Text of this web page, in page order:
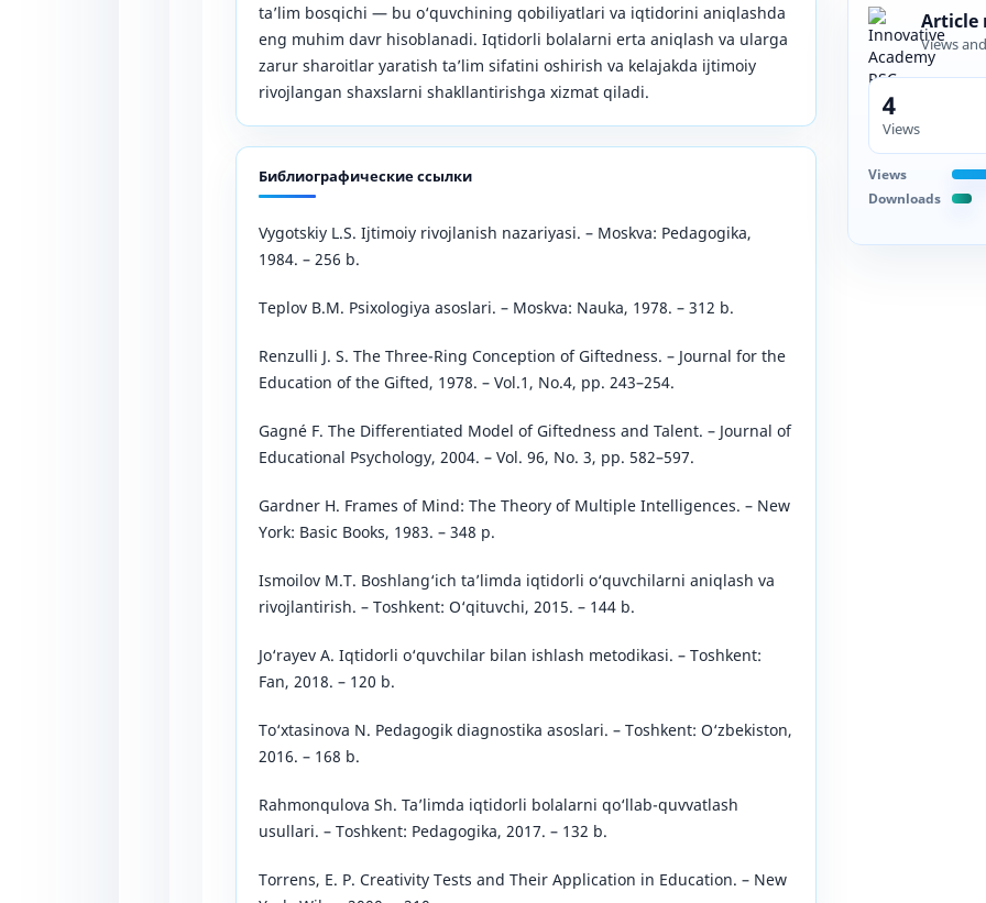
ta’lim bosqichi — bu o‘quvchining qobiliyatlari va iqtidorini aniqlashda
eng muhim davr hisoblanadi. Iqtidorli bolalarni erta aniqlash va ularga
zarur sharoitlar yaratish ta’lim sifatini oshirish va kelajakda ijtimoiy
rivojlangan shaxslarni shakllantirishga xizmat qiladi.
Библиографические ссылки
Vygotskiy L.S. Ijtimoiy rivojlanish nazariyasi. – Moskva: Pedagogika,
1984. – 256 b.
Teplov B.M. Psixologiya asoslari. – Moskva: Nauka, 1978. – 312 b.
Renzulli J. S. The Three-Ring Conception of Giftedness. – Journal for the
Education of the Gifted, 1978. – Vol.1, No.4, pp. 243–254.
Gagné F. The Differentiated Model of Giftedness and Talent. – Journal of
Educational Psychology, 2004. – Vol. 96, No. 3, pp. 582–597.
Gardner H. Frames of Mind: The Theory of Multiple Intelligences. – New
York: Basic Books, 1983. – 348 p.
Ismoilov M.T. Boshlang‘ich ta’limda iqtidorli o‘quvchilarni aniqlash va
rivojlantirish. – Toshkent: O‘qituvchi, 2015. – 144 b.
Jo‘rayev A. Iqtidorli o‘quvchilar bilan ishlash metodikasi. – Toshkent:
Fan, 2018. – 120 b.
To‘xtasinova N. Pedagogik diagnostika asoslari. – Toshkent: O‘zbekiston,
2016. – 168 b.
Rahmonqulova Sh. Ta’limda iqtidorli bolalarni qo‘llab-quvvatlash
usullari. – Toshkent: Pedagogika, 2017. – 132 b.
Torrens, E. P. Creativity Tests and Their Application in Education. – New
Article
Views
4
Views
Views
Downloads